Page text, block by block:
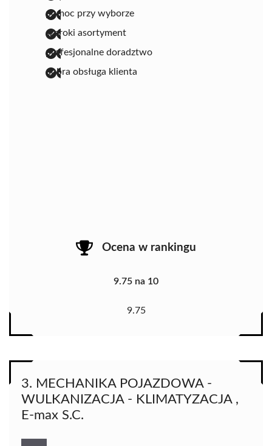
pomoc przy wyborze
szeroki asortyment
profesjonalne doradztwo
dobra obsługa klienta
Ocena w rankingu
9.75 na 10
9.75
3. MECHANIKA POJAZDOWA -
WULKANIZACJA - KLIMATYZACJA ,
E-max S.C.